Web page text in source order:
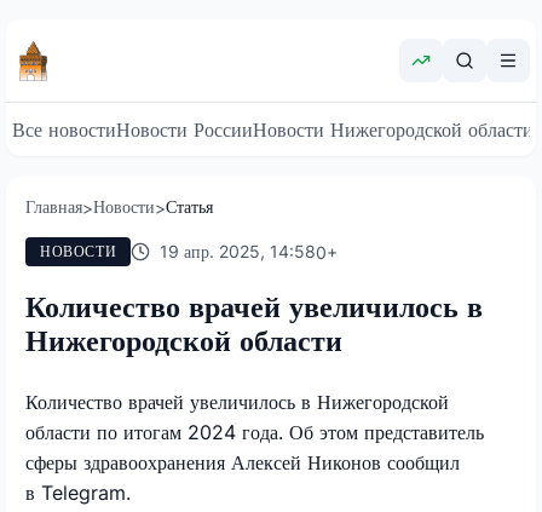
Все новостиНовости РоссииНовости Нижегородской области
Главная>Новости>Статья
НОВОСТИ 19 апр. 2025, 14:580+
Количество врачей увеличилось в
Нижегородской области
Количество врачей увеличилось в Нижегородской
области по итогам 2024 года. Об этом представитель
сферы здравоохранения Алексей Никонов сообщил
в Telegram.